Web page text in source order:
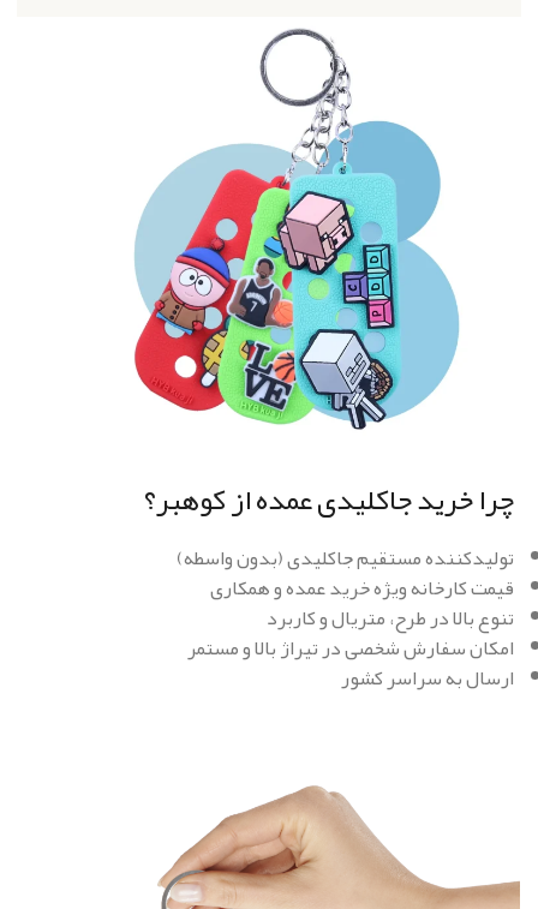
چرا خرید جاکلیدی عمده از کوهبر؟
تولیدکننده مستقیم جاکلیدی (بدون واسطه)
قیمت کارخانه ویژه خرید عمده و همکاری
تنوع بالا در طرح، متریال و کاربرد
امکان سفارش شخصی در تیراژ بالا و مستمر
ارسال به سراسر کشور